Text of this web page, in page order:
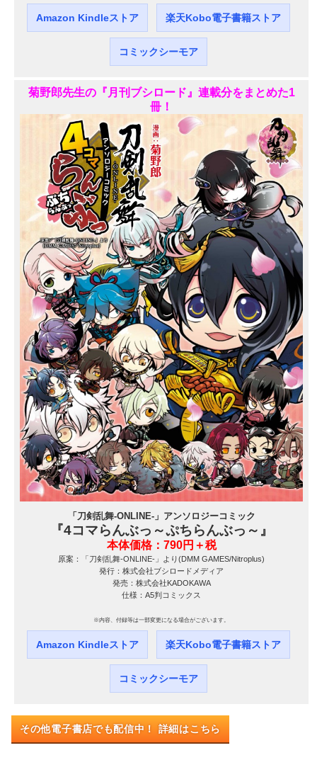
Amazon Kindleストア 楽天Kobo電子書籍ストア
コミックシーモア
菊野郎先生の『月刊ブシロード』連載分をまとめた1
冊！
「刀剣乱舞-ONLINE-」アンソロジーコミック
『4コマらんぶっ～ぷちらんぶっ～』
本体価格：790円＋税
原案：「刀剣乱舞-ONLINE-」より(DMM GAMES/Nitroplus)
発行：株式会社ブシロードメディア
発売：株式会社KADOKAWA
仕様：A5判コミックス
※内容、付録等は一部変更になる場合がございます。
Amazon Kindleストア 楽天Kobo電子書籍ストア
コミックシーモア
その他電子書店でも配信中！ 詳細はこちら